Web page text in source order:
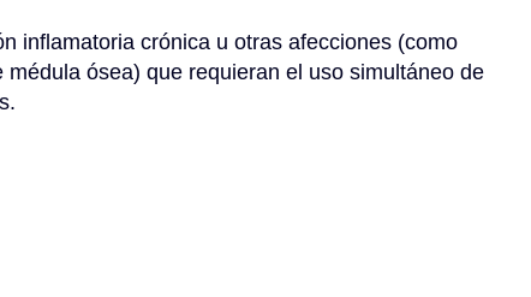
inflamatoria crónica u otras afecciones (como
ósea) que requieran el uso simultáneo de